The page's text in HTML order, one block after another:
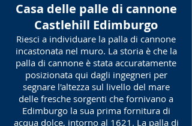
Casa delle palle di cannone
Castlehill Edimburgo
Riesci a individuare la palla di cannone
incastonata nel muro. La storia è che la
palla di cannone è stata accuratamente
posizionata qui dagli ingegneri per
segnare l'altezza sul livello del mare
delle fresche sorgenti che fornivano a
Edimburgo la sua prima fornitura di
acqua dolce, intorno al 1621. La palla di